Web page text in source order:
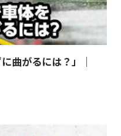
曲がるには？」｜